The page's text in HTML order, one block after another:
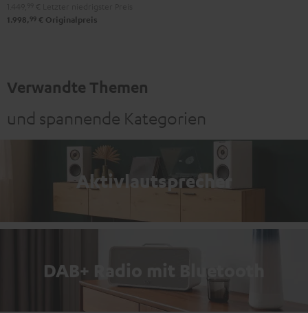
1.998, 99 € Originalpreis
Verwandte Themen
und spannende Kategorien
Aktivlautsprecher
DAB+ Radio mit Bluetooth